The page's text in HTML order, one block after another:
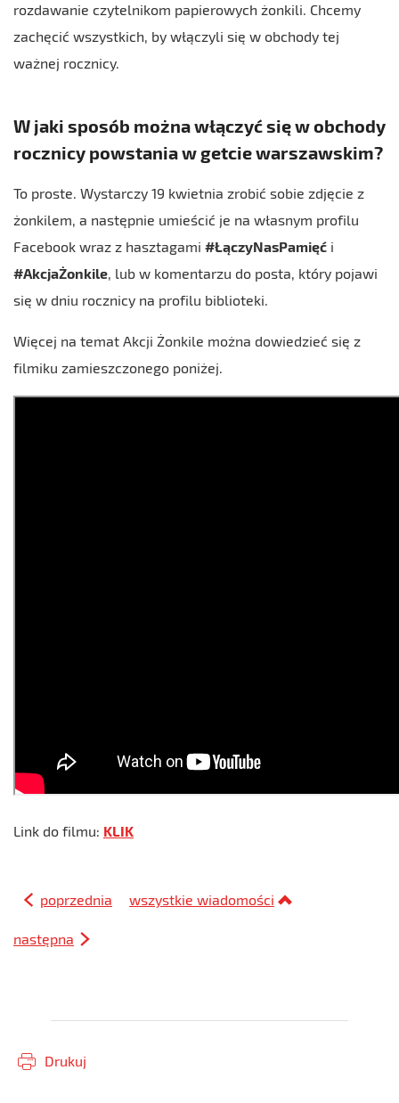
rozdawanie czytelnikom papierowych żonkili. Chcemy
zachęcić wszystkich, by włączyli się w obchody tej
ważnej rocznicy.
W jaki sposób można włączyć się w obchody
rocznicy powstania w getcie warszawskim?
To proste. Wystarczy 19 kwietnia zrobić sobie zdjęcie z
żonkilem, a następnie umieścić je na własnym profilu
Facebook wraz z hasztagami #ŁączyNasPamięć i
#AkcjaŻonkile, lub w komentarzu do posta, który pojawi
się w dniu rocznicy na profilu biblioteki.
Więcej na temat Akcji Żonkile można dowiedzieć się z
filmiku zamieszczonego poniżej.
Link do filmu: KLIK
poprzednia wszystkie wiadomości
następna
Drukuj